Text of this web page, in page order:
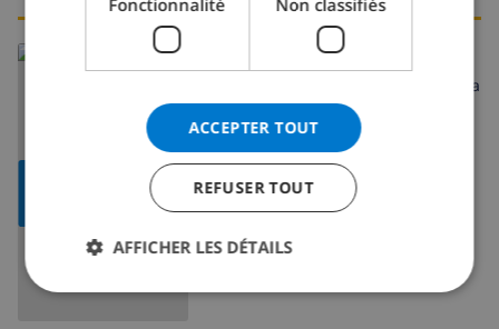
AFFICHER LA
En savoir plus sur:
Miami Platja
Fonctionnalité Non classifiés
ACCEPTER TOUT
REFUSER TOUT
AFFICHER LES DÉTAILS